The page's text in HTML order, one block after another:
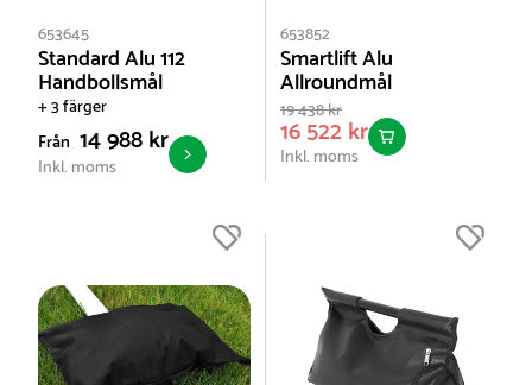
653645
Standard Alu 112
Handbollsmål
+ 3 färger
Från 14 988 kr
Inkl. moms
653852
Smartlift Alu
Allroundmål
19 438 kr
16 522 kr
Inkl. moms